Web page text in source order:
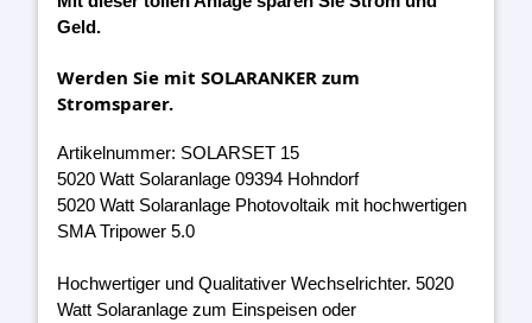
Geld.
Werden Sie mit SOLARANKER zum
Stromsparer.
Artikelnummer: SOLARSET 15
5020 Watt Solaranlage 09394 Hohndorf
5020 Watt Solaranlage Photovoltaik mit hochwertigen
SMA Tripower 5.0
Hochwertiger und Qualitativer Wechselrichter. 5020
Watt Solaranlage zum Einspeisen oder